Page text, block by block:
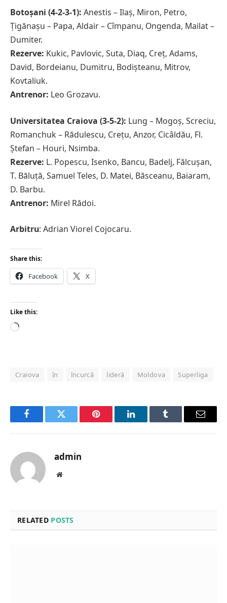
Botoșani (4-2-3-1): Anestis – Ilaș, Miron, Petro,
Țigănașu – Papa, Aldair – Cîmpanu, Ongenda, Mailat –
Dumiter.
Rezerve: Kukic, Pavlovic, Suta, Diaq, Creț, Adams,
David, Bordeianu, Dumitru, Bodișteanu, Mitrov,
Kovtaliuk.
Antrenor: Leo Grozavu.
Universitatea Craiova (3-5-2): Lung – Mogoș, Screciu,
Romanchuk – Rădulescu, Crețu, Anzor, Cicâldău, Fl.
Ștefan – Houri, Nsimba.
Rezerve: L. Popescu, Isenko, Bancu, Badelj, Fălcușan,
T. Băluță, Samuel Teles, D. Matei, Băsceanu, Baiaram,
D. Barbu.
Antrenor: Mirel Rădoi.
Arbitru: Adrian Viorel Cojocaru.
Share this:
Facebook X
Like this:
Loading…
Craiova în încurcă lideră Moldova Superliga
FacebookTwitter Pinterest LinkedInTumblr Email
admin
Website
RELATED POSTS